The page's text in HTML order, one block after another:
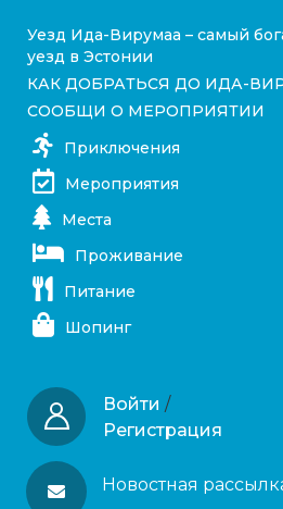
Уезд Ида-Вирумаа – самый
уезд в Эстонии
КАК ДОБРАТЬСЯ ДО ИДА-
СООБЩИ О МЕРОПРИЯТИИ
Приключения
Мероприятия
Места
Проживание
Питание
Шопинг
Войти /
Регистрация
Новостная